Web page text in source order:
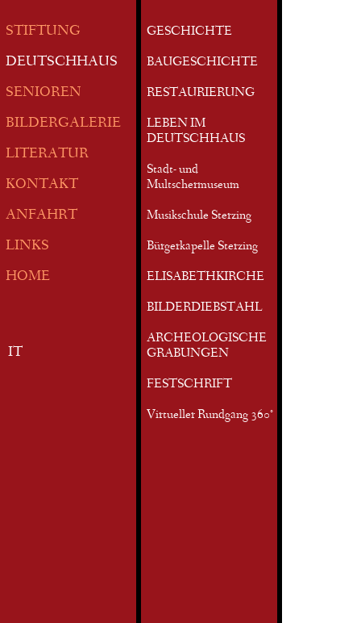
STIFTUNG
DEUTSCHHAUS
SENIOREN
BILDERGALERIE
LITERATUR
KONTAKT
ANFAHRT
LINKS
HOME
IT
GESCHICHTE
BAUGESCHICHTE
RESTAURIERUNG
LEBEN IM
DEUTSCHHAUS
Stadt- und
Multschermuseum
Musikschule Sterzing
Bürgerkapelle Sterzing
ELISABETHKIRCHE
BILDERDIEBSTAHL
ARCHEOLOGISCHE
GRABUNGEN
FESTSCHRIFT
Virtueller Rundgang 360°